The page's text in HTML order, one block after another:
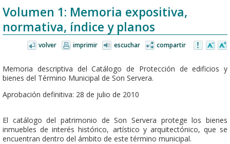
Volumen 1: Memoria expositiva,
normativa, índice y planos
volver imprimir escuchar compartir
Memoria descriptiva del Catálogo de Protección de edificios y
bienes del Término Municipal de Son Servera.
Aprobación definitiva: 28 de julio de 2010
El catálogo del patrimonio de Son Servera protege los bienes
inmuebles de interés histórico, artístico y arquitectónico, que se
encuentran dentro del ámbito de este término municipal.